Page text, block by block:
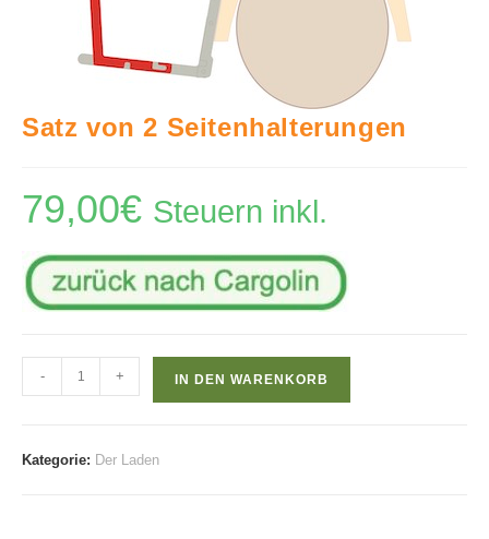
Satz von 2 Seitenhalterungen
79,00€ Steuern inkl.
von
Seitenhalterungen
- + IN DEN WARENKORB
Kategorie: Der Laden